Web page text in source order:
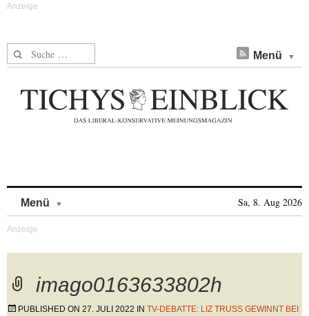
Suche nach: Menü
Menü Sa, 8. Aug 2026
imago0163633802h
PUBLISHED ON 27. JULI 2022 IN TV-DEBATTE: LIZ TRUSS GEWINNT BEI